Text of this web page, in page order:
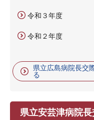
令和３年度
令和２年度
県立広島病院長交
る
県立安芸津病院長